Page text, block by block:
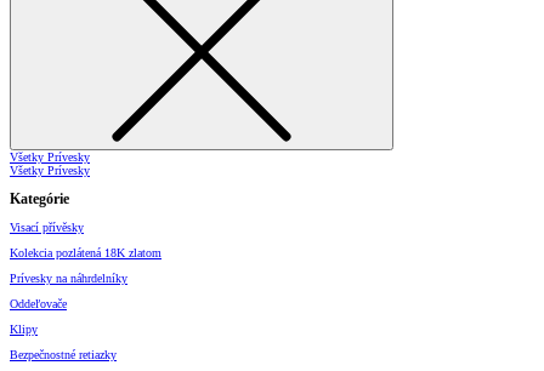
Všetky Prívesky
Všetky Prívesky
Kategórie
Visací přívěsky
Kolekcia pozlátená 18K zlatom
Prívesky na náhrdelníky
Oddeľovače
Klipy
Bezpečnostné retiazky